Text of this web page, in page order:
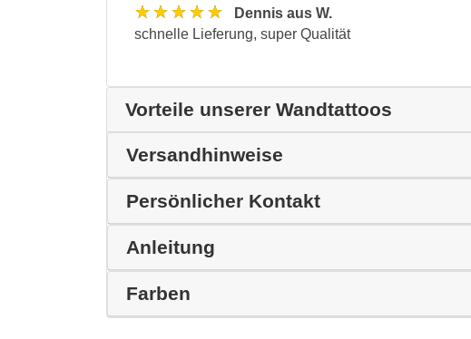
★★★★★
Dennis aus W.
schnelle Lieferung, super Qualität
Vorteile unserer Wandtattoos
Versandhinweise
Persönlicher Kontakt
Anleitung
Farben